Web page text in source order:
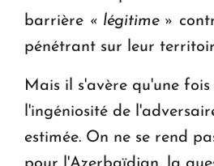
barrière « légitime »
pénétrant sur leur
Mais il s'avère qu'une fois
l'ingéniosité de
estimée. On ne se rend